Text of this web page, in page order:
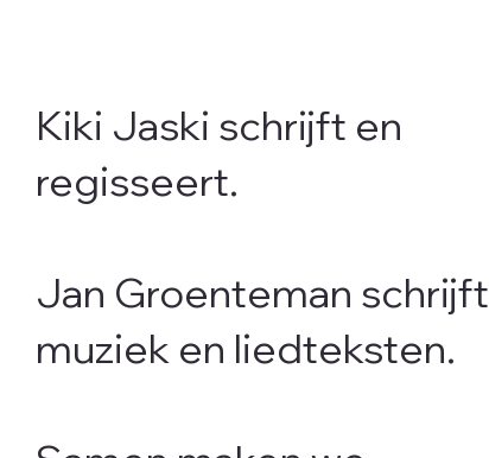
Kiki Jaski schrijft en
regisseert.
Jan Groenteman schrijft
muziek en liedteksten.